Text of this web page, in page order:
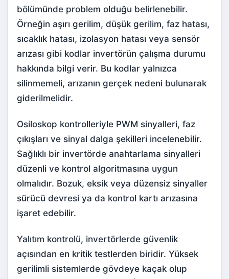
bölümünde problem olduğu belirlenebilir.
Örneğin aşırı gerilim, düşük gerilim, faz hatası,
sıcaklık hatası, izolasyon hatası veya sensör
arızası gibi kodlar invertörün çalışma durumu
hakkında bilgi verir. Bu kodlar yalnızca
silinmemeli, arızanın gerçek nedeni bulunarak
giderilmelidir.
Osiloskop kontrolleriyle PWM sinyalleri, faz
çıkışları ve sinyal dalga şekilleri incelenebilir.
Sağlıklı bir invertörde anahtarlama sinyalleri
düzenli ve kontrol algoritmasına uygun
olmalıdır. Bozuk, eksik veya düzensiz sinyaller
sürücü devresi ya da kontrol kartı arızasına
işaret edebilir.
Yalıtım kontrolü, invertörlerde güvenlik
açısından en kritik testlerden biridir. Yüksek
gerilimli sistemlerde gövdeye kaçak olup